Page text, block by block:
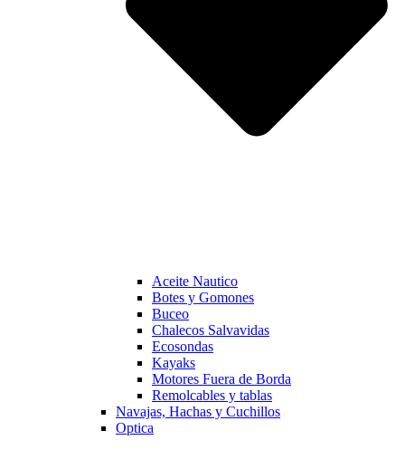
Aceite Nautico
Botes y Gomones
Buceo
Chalecos Salvavidas
Ecosondas
Kayaks
Motores Fuera de Borda
Remolcables y tablas
Navajas, Hachas y Cuchillos
Optica